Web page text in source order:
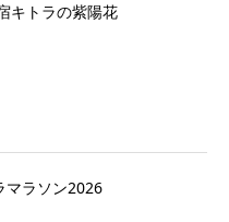
キトラの紫陽花
マラソン2026